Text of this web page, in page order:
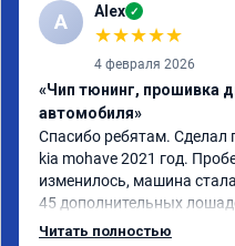
A Alex ✓
★★★★★
4 февраля 2026
«Чип тюнинг, прошивка
автомобиля»
Спасибо ребятам. Сделал
kia mohave 2021 год.
изменилось, машина
45 дополнительных
чувствуется и
Читать полностью